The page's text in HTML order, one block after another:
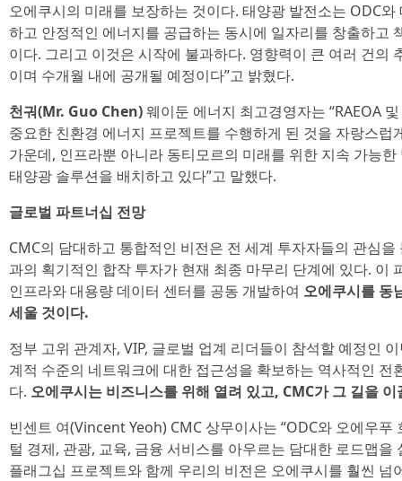
오에쿠시의 미래를 보장하는 것이다. 태양광 발전소는 ODC
하고 안정적인 에너지를 공급하는 동시에 일자리를 창출하고
이다. 그리고 이것은 시작에 불과하다. 영향력이 큰 여러 건의
이며 수개월 내에 공개될 예정이다”고 밝혔다.
천궈(Mr. Guo Chen)웨이둔 에너지 최고경영자는 “RAEOA
중요한 친환경 에너지 프로젝트를 수행하게 된 것을 자랑스럽
가운데, 인프라뿐 아니라 동티모르의 미래를 위한 지속 가능
태양광 솔루션을 배치하고 있다”고 말했다.
글로벌 파트너십 전망
CMC의 담대하고 통합적인 비전은 전 세계 투자자들의 관심
과의 획기적인 합작 투자가 현재 최종 마무리 단계에 있다. 이
인프라와 대용량 데이터 센터를 공동 개발하여 오에쿠시를 동
세울 것이다.
정부 고위 관계자, VIP, 글로벌 업계 리더들이 참석할 예정인
계적 수준의 네트워크에 대한 접근성을 확보하는 역사적인 전
다. 오에쿠시는 비즈니스를 위해 열려 있고, CMC가 그 길을
빈센트 여(Vincent Yeoh) CMC 상무이사는 “ODC와 오에우
털 경제, 관광, 교육, 금융 서비스를 아우르는 담대한 로드맵
플래그십 프로젝트와 함께 우리의 비전은 오에쿠시를 훨씬 넘